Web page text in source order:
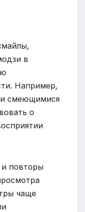
в
Например,
смеющимися
о
и повторы
чаще